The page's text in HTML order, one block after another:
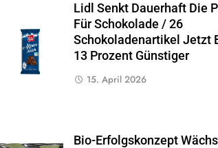
Lidl Senkt Dauerhaft Die
Für Schokolade / 26
Schokoladenartikel Jetzt
13 Prozent Günstiger
15. April 2026
Bio-Erfolgskonzept